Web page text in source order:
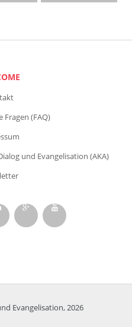
Fragen (FAQ)
und Evangelisation (AKA)
Evangelisation, 2026